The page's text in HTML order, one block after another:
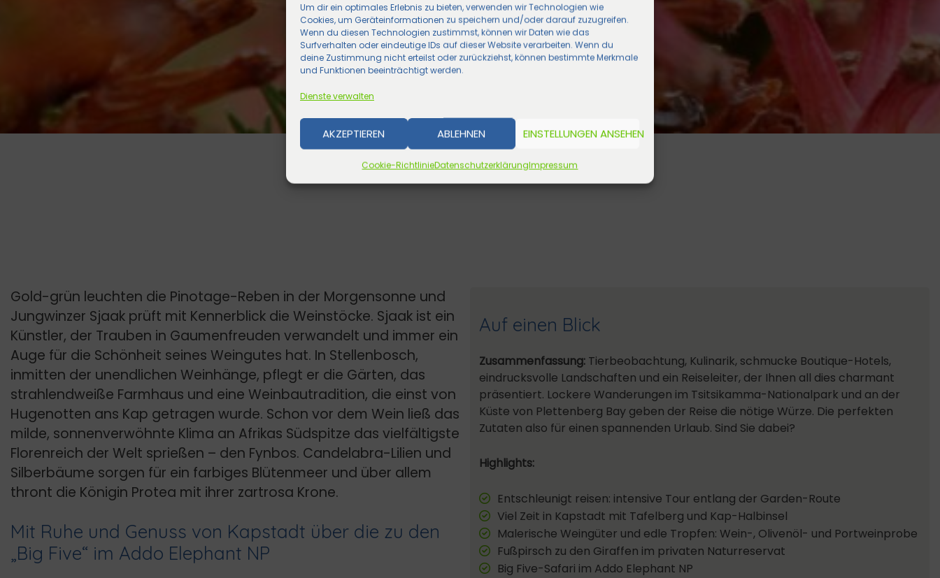
Um dir ein optimales Erlebnis zu bieten, verwenden wir Technologien wie
Cookies, um Geräteinformationen zu speichern und/oder darauf zuzugreifen.
Wenn du diesen Technologien zustimmst, können wir Daten wie das
Surfverhalten oder eindeutige IDs auf dieser Website verarbeiten. Wenn du
deine Zustimmung nicht erteilst oder zurückziehst, können bestimmte Merkmale
und Funktionen beeinträchtigt werden.
Dienste verwalten
AKZEPTIEREN ABLEHNEN EINSTELLUNGEN ANSEHEN
Cookie-RichtlinieDatenschutzerklärungImpressum
Gold-grün leuchten die Pinotage-Reben in der Morgensonne und
Jungwinzer Sjaak prüft mit Kennerblick die Weinstöcke. Sjaak ist ein
Künstler, der Trauben in Gaumenfreuden verwandelt und immer ein
Auge für die Schönheit seines Weingutes hat. In Stellenbosch,
inmitten der unendlichen Weinhänge, pflegt er die Gärten, das
strahlendweiße Farmhaus und eine Weinbautradition, die einst von
Hugenotten ans Kap getragen wurde. Schon vor dem Wein ließ das
milde, sonnenverwöhnte Klima an Afrikas Südspitze das vielfältigste
Florenreich der Welt sprießen – den Fynbos. Candelabra-Lilien und
Silberbäume sorgen für ein farbiges Blütenmeer und über allem
thront die Königin Protea mit ihrer zartrosa Krone.
Mit Ruhe und Genuss von Kapstadt über die zu den
„Big Five“ im Addo Elephant NP
Auf einen Blick
Zusammenfassung: Tierbeobachtung, Kulinarik, schmucke Boutique-Hotels,
eindrucksvolle Landschaften und ein Reiseleiter, der Ihnen all dies charmant
präsentiert. Lockere Wanderungen im Tsitsikamma-Nationalpark und an der
Küste von Plettenberg Bay geben der Reise die nötige Würze. Die perfekten
Zutaten also für einen spannenden Urlaub. Sind Sie dabei?
Highlights:
Entschleunigt reisen: intensive Tour entlang der Garden-Route
Viel Zeit in Kapstadt mit Tafelberg und Kap-Halbinsel
Malerische Weingüter und edle Tropfen: Wein-, Olivenöl- und Portweinprobe
Fußpirsch zu den Giraffen im privaten Naturreservat
Big Five-Safari im Addo Elephant NP